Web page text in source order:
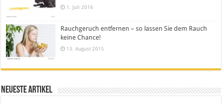
1. Juli 2016
Rauchgeruch entfernen – so lassen Sie dem Rauch
keine Chance!
13. August 2015
Neueste Artikel